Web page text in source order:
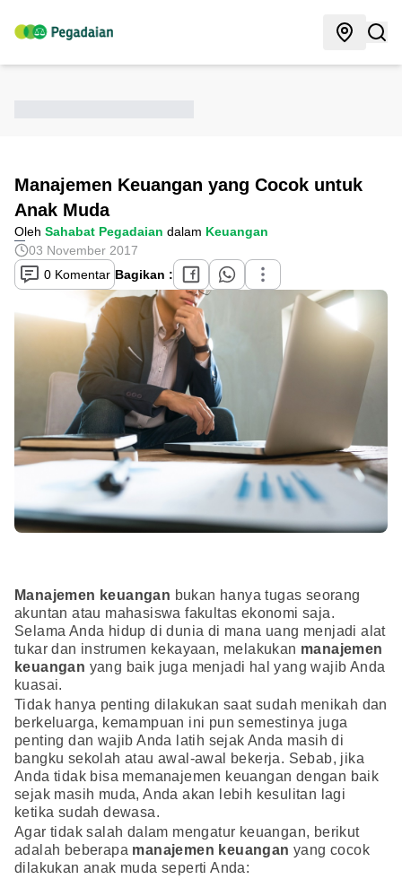
Manajemen Keuangan yang Cocok untuk
Anak Muda
Oleh Sahabat Pegadaian dalam Keuangan
03 November 2017
0 Komentar Bagikan :
Manajemen keuangan bukan hanya tugas seorang
akuntan atau mahasiswa fakultas ekonomi saja.
Selama Anda hidup di dunia di mana uang menjadi alat
tukar dan instrumen kekayaan, melakukan manajemen
keuangan yang baik juga menjadi hal yang wajib Anda
kuasai.
Tidak hanya penting dilakukan saat sudah menikah dan
berkeluarga, kemampuan ini pun semestinya juga
penting dan wajib Anda latih sejak Anda masih di
bangku sekolah atau awal-awal bekerja. Sebab, jika
Anda tidak bisa memanajemen keuangan dengan baik
sejak masih muda, Anda akan lebih kesulitan lagi
ketika sudah dewasa.
Agar tidak salah dalam mengatur keuangan, berikut
adalah beberapa manajemen keuangan yang cocok
dilakukan anak muda seperti Anda: